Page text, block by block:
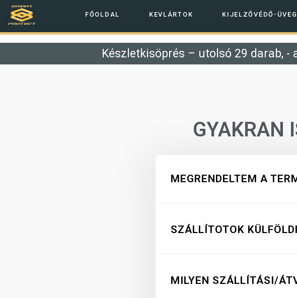
FŐOLDAL KEVLÁRTOK KIJELZŐVÉDŐ-ÜVEG
Készletkisöprés – utolsó 29 darab,
GYAKRAN
MEGRENDELTEM A
SZÁLLÍTOTOK
MILYEN SZÁLLÍTÁSI/